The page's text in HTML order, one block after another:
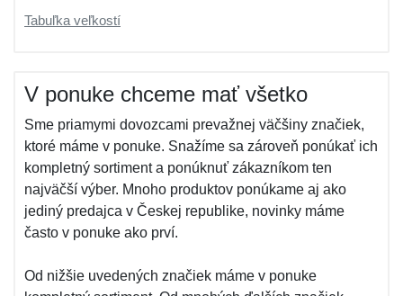
Tabuľka veľkostí
V ponuke chceme mať všetko
Sme priamymi dovozcami prevažnej väčšiny značiek,
ktoré máme v ponuke. Snažíme sa zároveň ponúkať ich
kompletný sortiment a ponúknuť zákazníkom ten
najväčší výber. Mnoho produktov ponúkame aj ako
jediný predajca v Českej republike, novinky máme
často v ponuke ako prví.
Od nižšie uvedených značiek máme v ponuke